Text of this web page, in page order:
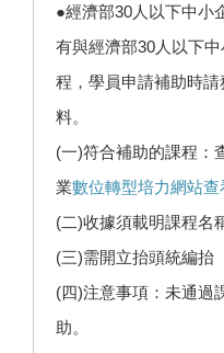
●經濟部30人以下中小
有與經濟部30人以下
程，學員申請補助時
料。
(一)符合補助的課程：
業數位轉型培力網站查
(二)收據須載明課程名
(三)需開立抬頭統編抬
(四)注意事項：未通過
助。